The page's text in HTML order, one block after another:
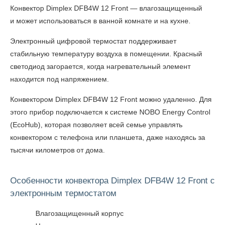
Конвектор Dimplex DFB4W 12 Front — влагозащищенный
и может использоваться в ванной комнате и на кухне.
Электронный цифровой термостат поддерживает
стабильную температуру воздуха в помещении. Красный
светодиод загорается, когда нагревательный элемент
находится под напряжением.
Конвектором Dimplex DFB4W 12 Front можно удаленно. Для
этого прибор подключается к системе NOBO Energy Control
(EcoHub), которая позволяет всей семье управлять
конвектором с телефона или планшета, даже находясь за
тысячи километров от дома.
Особенности конвектора Dimplex DFB4W 12 Front с
электронным термостатом
Влагозащищенный корпус